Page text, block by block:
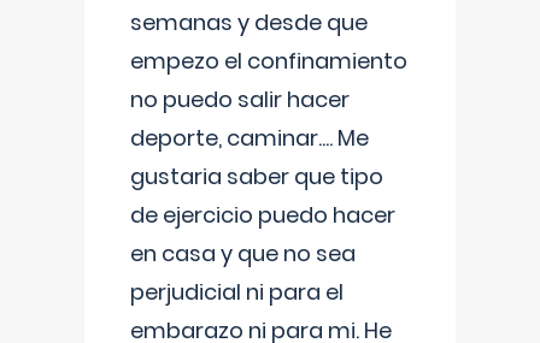
semanas y desde que
empezo el confinamiento
no puedo salir hacer
deporte, caminar.... Me
gustaria saber que tipo
de ejercicio puedo hacer
en casa y que no sea
perjudicial ni para el
embarazo ni para mi. He